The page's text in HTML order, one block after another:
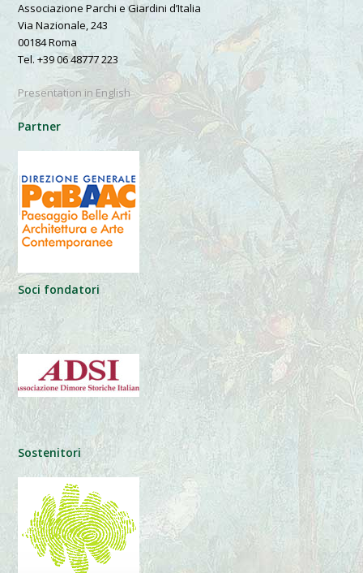
Associazione Parchi e Giardini d’Italia
Via Nazionale, 243
00184 Roma
Tel. +39 06 48777 223
Presentation in English
Partner
Soci fondatori
Sostenitori